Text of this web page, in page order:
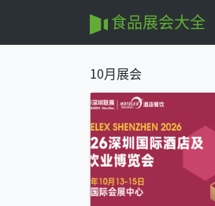
食品展会大全
10月展会